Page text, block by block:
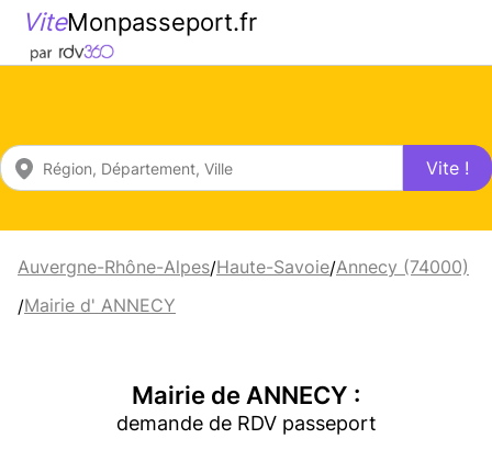
ViteMonpasseport.fr
Vite !
Auvergne-Rhône-Alpes/Haute-Savoie/Annecy (74000)
/Mairie d' ANNECY
Mairie de ANNECY :
demande de RDV passeport